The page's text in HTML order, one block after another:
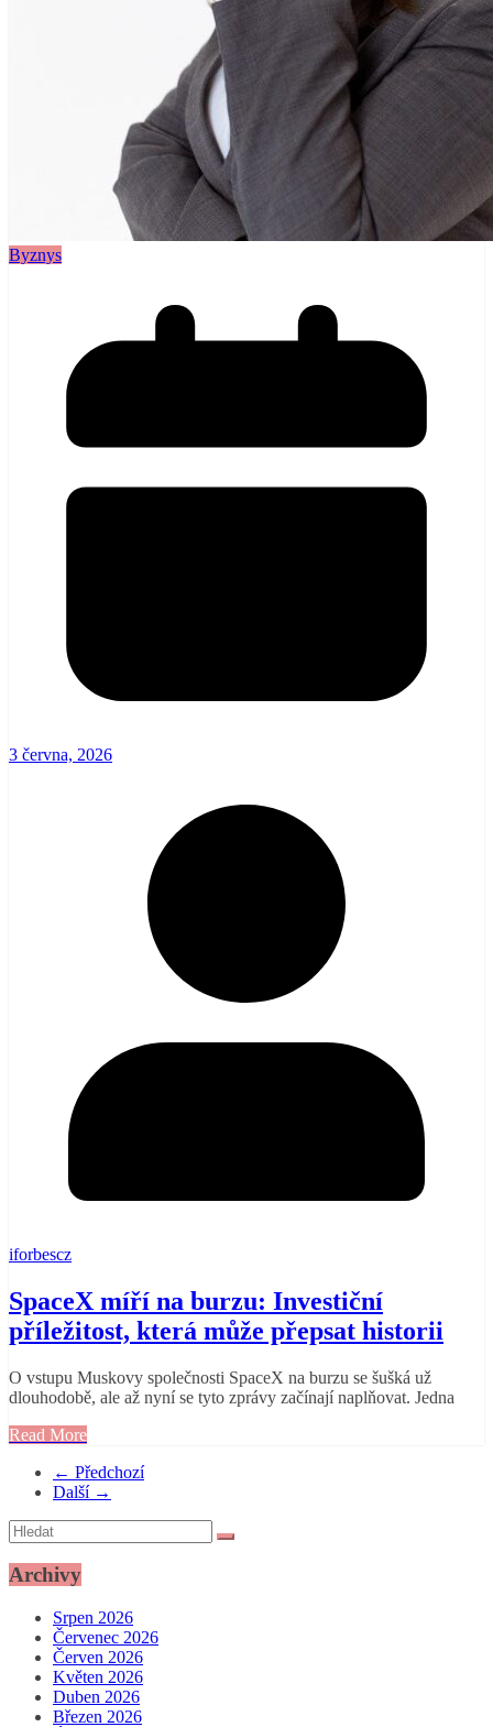
Byznys
3 června, 2026
iforbescz
SpaceX míří na burzu: Investiční
příležitost, která může přepsat historii
O vstupu Muskovy společnosti SpaceX na burzu se šušká už
dlouhodobě, ale až nyní se tyto zprávy začínají naplňovat. Jedna
Read More
← Předchozí
Další →
Archivy
Srpen 2026
Červenec 2026
Červen 2026
Květen 2026
Duben 2026
Březen 2026